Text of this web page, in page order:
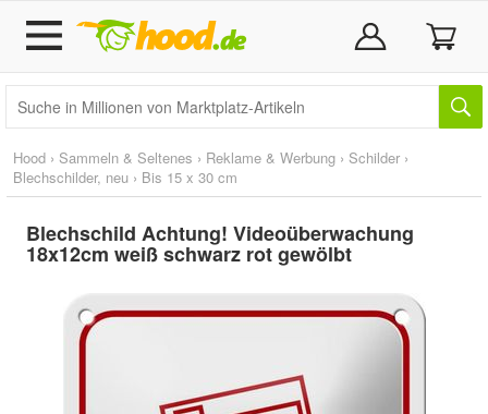
Hood › Sammeln & Seltenes › Reklame & Werbung › Schilder ›
Blechschilder, neu › Bis 15 x 30 cm
Blechschild Achtung! Videoüberwachung
18x12cm weiß schwarz rot gewölbt